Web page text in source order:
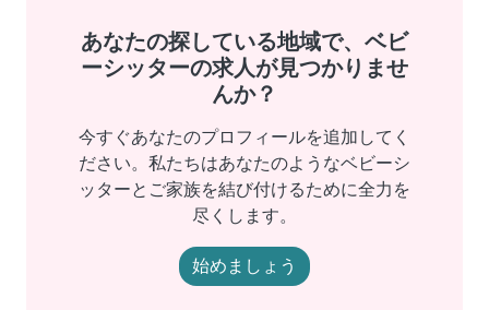
あなたの探している地域で、ベビ
ーシッターの求人が見つかりませ
んか？
今すぐあなたのプロフィールを追加してく
ださい。私たちはあなたのようなベビーシ
ッターとご家族を結び付けるために全力を
尽くします。
始めましょう